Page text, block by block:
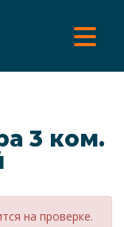
3 ком.
на проверке.